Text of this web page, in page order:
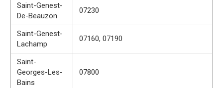
Saint-Genest-
De-Beauzon
07230
Saint-Genest-
Lachamp
07160, 07190
Saint-
Georges-Les-
Bains
07800